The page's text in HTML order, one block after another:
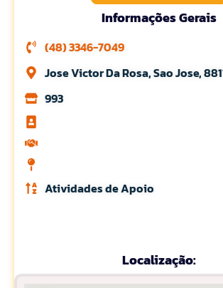
Informações Gerais
(48) 3346-7049
Jose Victor Da Rosa, Sao Jose,
993
Atividades de Apoio
Localização: